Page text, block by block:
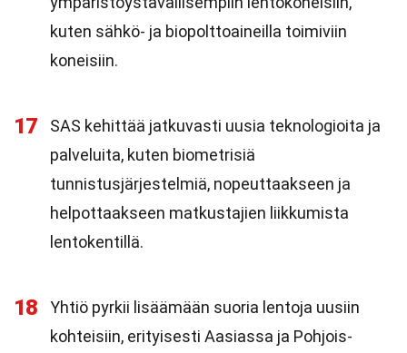
kuten sähkö- ja biopolttoaineilla toimiviin
koneisiin.
17
SAS kehittää jatkuvasti uusia teknologioita ja
palveluita, kuten biometrisiä
tunnistusjärjestelmiä, nopeuttaakseen ja
helpottaakseen matkustajien liikkumista
lentokentillä.
18
Yhtiö pyrkii lisäämään suoria lentoja uusiin
kohteisiin, erityisesti Aasiassa ja Pohjois-